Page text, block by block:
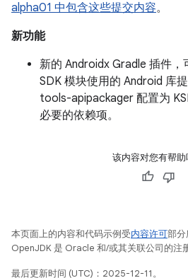
alpha01 中包含这些提交内容。
新功能
新的 Androidx Gradle 插件，
SDK 模块使用的 Android 库
tools-apipackager 配置为
必要的依赖项。
该内容对您有帮助
本页面上的内容和代码示例受内容许可部
OpenJDK 是 Oracle 和/或其关联公司的注
最后更新时间 (UTC)：2025-12-11。